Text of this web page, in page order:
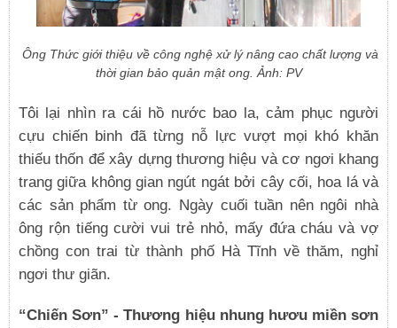
Ông Thức giới thiệu về công nghệ xử lý nâng cao chất lượng và
thời gian bảo quản mật ong. Ảnh: PV
Tôi lại nhìn ra cái hồ nước bao la, cảm phục người
cựu chiến binh đã từng nỗ lực vượt mọi khó khăn
thiếu thốn để xây dựng thương hiệu và cơ ngơi khang
trang giữa không gian ngút ngát bởi cây cối, hoa lá và
các sản phẩm từ ong. Ngày cuối tuần nên ngôi nhà
ông rộn tiếng cười vui trẻ nhỏ, mấy đứa cháu và vợ
chồng con trai từ thành phố Hà Tĩnh về thăm, nghỉ
ngơi thư giãn.
“Chiến Sơn” - Thương hiệu nhung hươu miền sơn